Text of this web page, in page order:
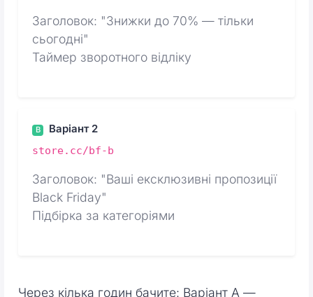
Заголовок: "Знижки до 70% — тільки
сьогодні"
Таймер зворотного відліку
B Варіант 2
store.cc/bf-b
Заголовок: "Ваші ексклюзивні пропозиції
Black Friday"
Підбірка за категоріями
Через кілька годин бачите: Варіант A —